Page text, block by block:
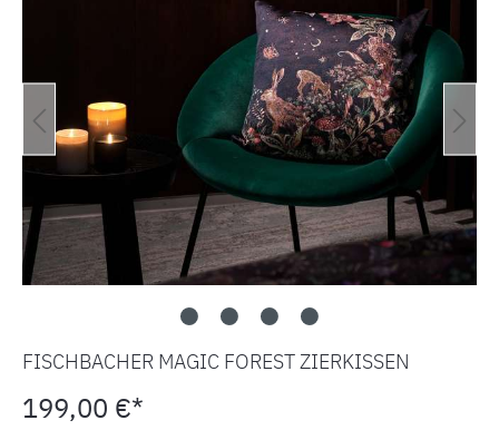
FISCHBACHER MAGIC FOREST ZIERKISSEN
199,00 €*